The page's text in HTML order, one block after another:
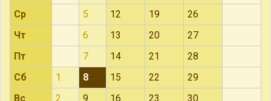
Ср
5 12 19
26
Чт
6 13 20
27
Пт
7 14 21
28
Сб
1 8 15 22
29
Вс
2 9 16 23 30